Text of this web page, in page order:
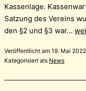
Kassenlage.
Satzung des Vereins
den §2 und §3 war…
Veröffentlicht am 19. Mai 2022
Kategorisiert als News